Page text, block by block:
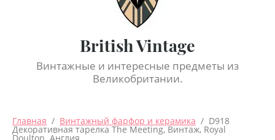
British Vintage
Винтажные и интересные предметы из
Великобритании.
Главная
  /
Винтажный фарфор и керамика
  /  D918
Декоративная тарелка The Meeting, Винтаж, Royal